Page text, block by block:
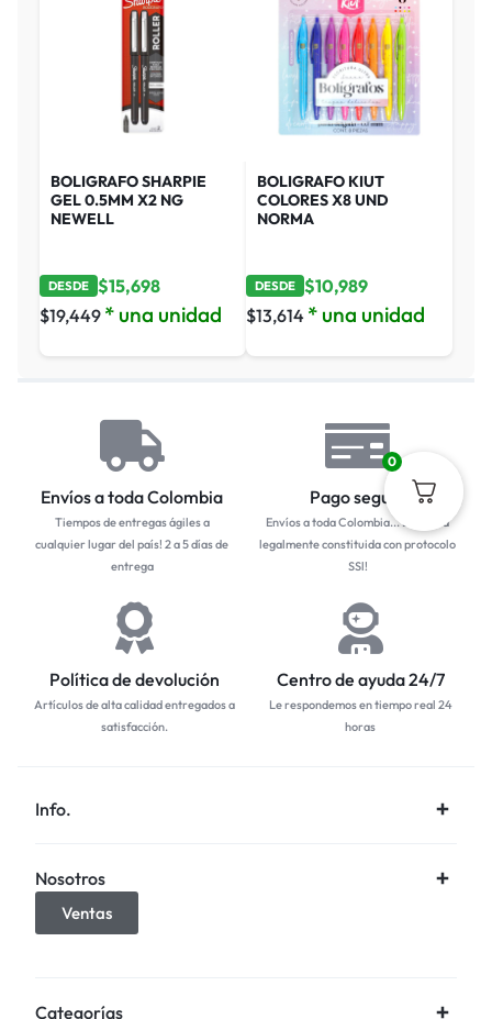
BOLIGRAFO SHARPIE
GEL 0.5MM X2 NG
NEWELL
DESDE $15,698
$19,449 * una unidad
BOLIGRAFO KIUT
COLORES X8 UND
NORMA
DESDE $10,989
$13,614 * una unidad
Envíos a toda Colombia
Tiempos de entregas ágiles a
cualquier lugar del país! 2 a 5 días de
entrega
Pago seguro
Envíos a toda Colombia... Empresa
legalmente constituida con protocolo
SSl!
Política de devolución
Artículos de alta calidad entregados a
satisfacción.
Centro de ayuda 24/7
Le respondemos en tiempo real 24
horas
Info.
Nosotros
Ventas
Categorías
0